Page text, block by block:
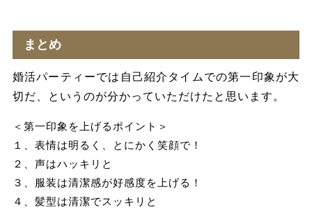
まとめ
婚活パーティーでは自己紹介タイムでの第一印象が大
切だ、というのが分かっていただけたと思います。
＜第一印象を上げるポイント＞
１、表情は明るく、とにかく笑顔で！
２、声はハッキリと
３、服装は清潔感が好感度を上げる！
４、髪型は清潔でスッキリと